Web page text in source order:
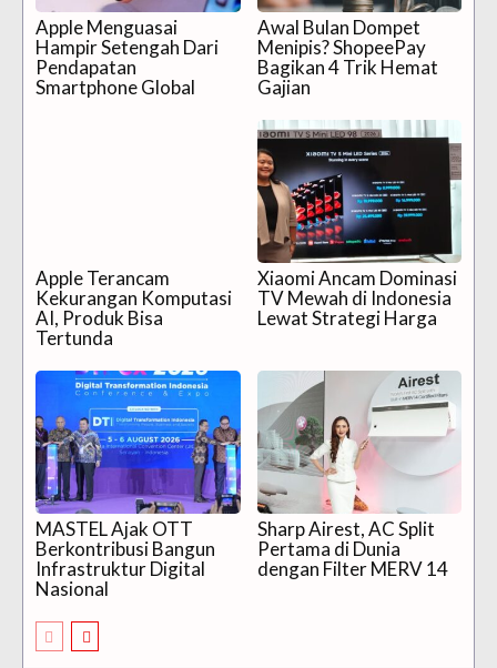
Apple Menguasai
Hampir Setengah Dari
Pendapatan
Smartphone Global
Awal Bulan Dompet
Menipis? ShopeePay
Bagikan 4 Trik Hemat
Gajian
Apple Terancam
Kekurangan Komputasi
AI, Produk Bisa
Tertunda
Xiaomi Ancam Dominasi
TV Mewah di Indonesia
Lewat Strategi Harga
MASTEL Ajak OTT
Berkontribusi Bangun
Infrastruktur Digital
Nasional
Sharp Airest, AC Split
Pertama di Dunia
dengan Filter MERV 14